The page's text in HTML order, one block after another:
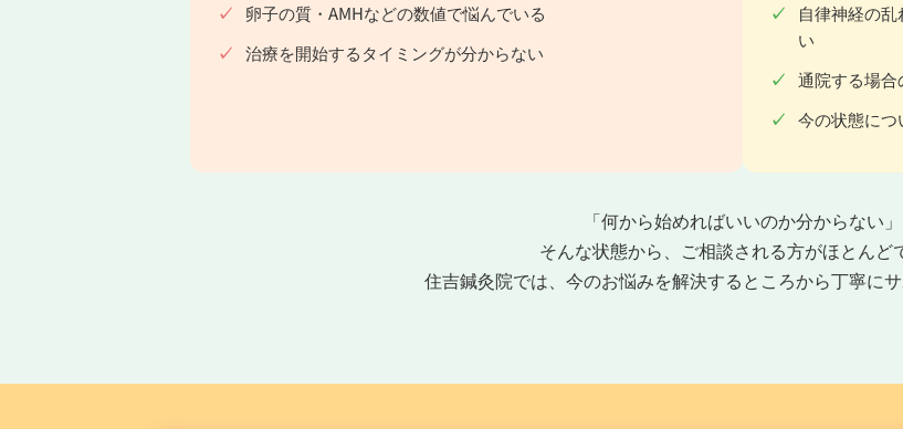
卵子の質・AMHなどの数値で悩んでいる
治療を開始するタイミングが分からない
自律神経の
い
通院する場
今の状態に
「何から始めればいいのか分からない」
そんな状態から、ご相談される方がほとんど
住吉鍼灸院では、今のお悩みを解決するところから丁寧にサ